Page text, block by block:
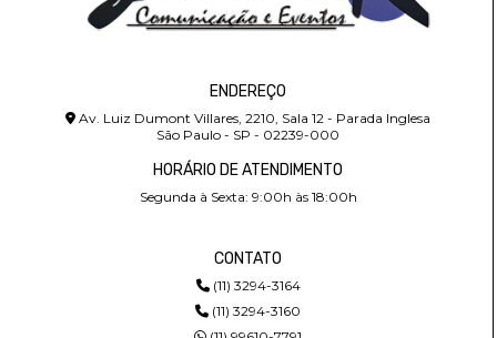
ENDEREÇO
Av. Luiz Dumont Villares, 2210, Sala 12 - Parada Inglesa
São Paulo - SP - 02239-000
HORÁRIO DE ATENDIMENTO
Segunda à Sexta: 9:00h às 18:00h
CONTATO
(11) 3294-3164
(11) 3294-3160